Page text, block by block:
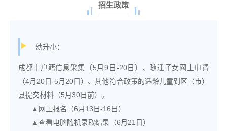
招生政策
幼升小：
成都市户籍信息采集（5月9日-20日）、随迁子女网上申请
（4月20日-5月20日）、其他符合政策的适龄儿童到区（市）
县提交材料（5月30日前）。
▲网上报名（6月13日-16日）
▲查看电脑随机录取结果（6月21日）